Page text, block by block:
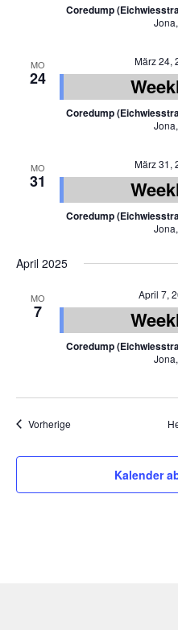
Coredump
MO
24
März 24,
Coredump
MO
31
März 31,
Coredump
April 2025
MO
7
April 7,
Coredump
VorherigeVeranstaltungen
Kalender